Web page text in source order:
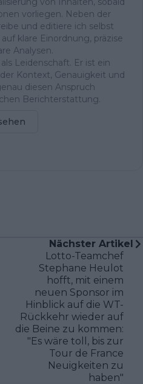
vorliegen. Neben der
und editiere ich selbst
klare Einordnung, präzise
Analysen.
Leidenschaft. Er ist ein
Kontext, Genauigkeit und
diesen Anspruch
Berichterstattung.
Nächster Artikel
Lotto-Teamchef
Stephane Heulot
hofft, mit einem
neuen Sponsor im
Hinblick auf die WT-
Rückkehr wieder auf
die Beine zu kommen:
"Es wäre toll, bis zur
Tour de France
Neuigkeiten zu
haben"